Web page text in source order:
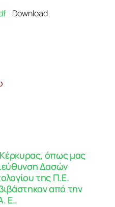
Download
όπως μας
Δασών
της Π.Ε.
από την
Ε..